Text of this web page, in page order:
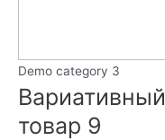
Demo category 3
Вариативный
товар 9